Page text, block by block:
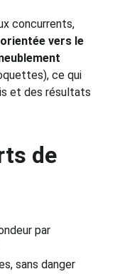
concurrents,
vers le
ce qui
et des résultats
de
par
sans danger